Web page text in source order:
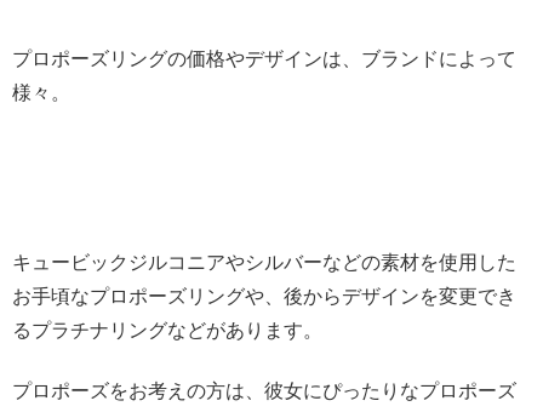
プロポーズリングの価格やデザインは、ブランドによって
様々。
キュービックジルコニアやシルバーなどの素材を使用した
お手頃なプロポーズリングや、後からデザインを変更でき
るプラチナリングなどがあります。
プロポーズをお考えの方は、彼女にぴったりなプロポーズ